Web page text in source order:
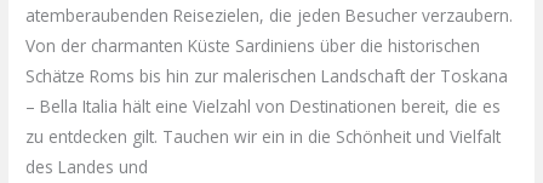
atemberaubenden Reisezielen, die jeden Besucher verzaubern.
Von der charmanten Küste Sardiniens über die historischen
Schätze Roms bis hin zur malerischen Landschaft der Toskana
– Bella Italia hält eine Vielzahl von Destinationen bereit, die es
zu entdecken gilt. Tauchen wir ein in die Schönheit und Vielfalt
des Landes und